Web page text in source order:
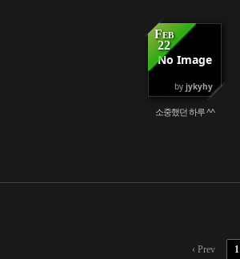
No Image
Feb
22
by jykyhy
100620
소중했던 하루 ^^
‹ Prev 1